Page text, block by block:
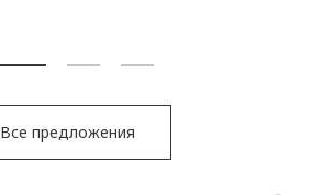
Все предложения